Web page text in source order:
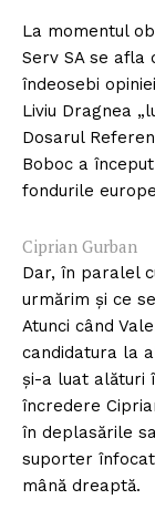
La momentul
Serv SA se afla
îndeosebi
Liviu Dragnea
Dosarul
Boboc a
fondurile
Ciprian Gurban
Dar, în paralel
urmărim și ce
Atunci când
candidatura la
și-a luat alături
încredere
în deplasările
suporter
mână dreaptă.